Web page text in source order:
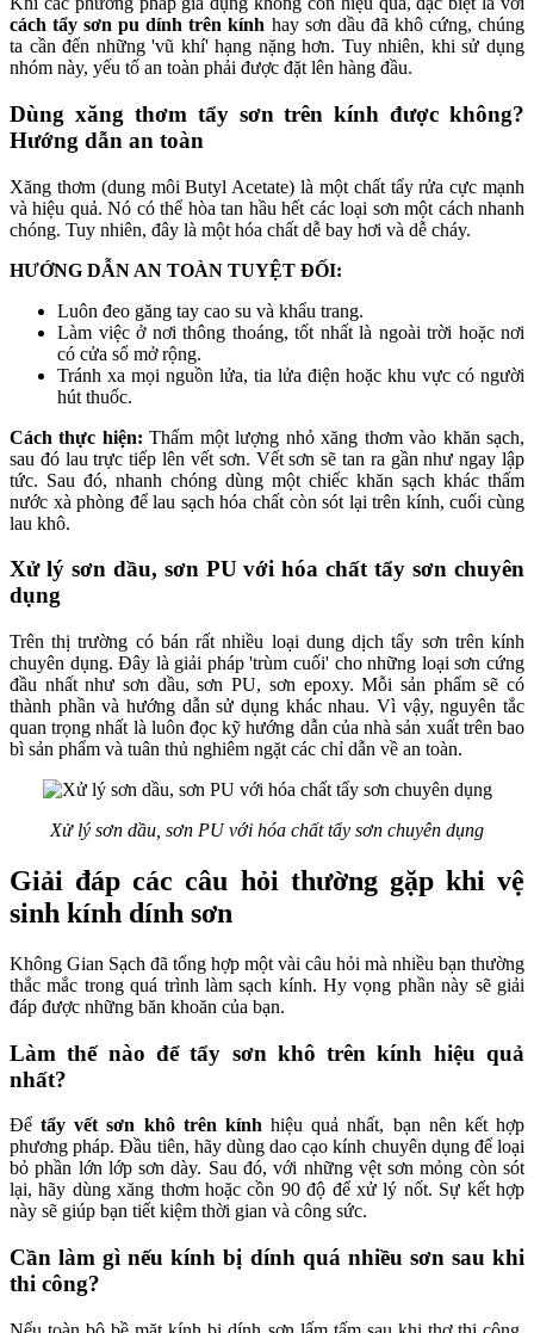
cách tẩy sơn pu dính trên kính hay sơn dầu đã khô cứng, chúng
ta cần đến những 'vũ khí' hạng nặng hơn. Tuy nhiên, khi sử dụng
nhóm này, yếu tố an toàn phải được đặt lên hàng đầu.
Dùng xăng thơm tẩy sơn trên kính được không?
Hướng dẫn an toàn
Xăng thơm (dung môi Butyl Acetate) là một chất tẩy rửa cực mạnh
và hiệu quả. Nó có thể hòa tan hầu hết các loại sơn một cách nhanh
chóng. Tuy nhiên, đây là một hóa chất dễ bay hơi và dễ cháy.
HƯỚNG DẪN AN TOÀN TUYỆT ĐỐI:
Luôn đeo găng tay cao su và khẩu trang.
Làm việc ở nơi thông thoáng, tốt nhất là ngoài trời hoặc nơi
có cửa sổ mở rộng.
Tránh xa mọi nguồn lửa, tia lửa điện hoặc khu vực có người
hút thuốc.
Cách thực hiện: Thấm một lượng nhỏ xăng thơm vào khăn sạch,
sau đó lau trực tiếp lên vết sơn. Vết sơn sẽ tan ra gần như ngay lập
tức. Sau đó, nhanh chóng dùng một chiếc khăn sạch khác thấm
nước xà phòng để lau sạch hóa chất còn sót lại trên kính, cuối cùng
lau khô.
Xử lý sơn dầu, sơn PU với hóa chất tẩy sơn chuyên
dụng
Trên thị trường có bán rất nhiều loại dung dịch tẩy sơn trên kính
chuyên dụng. Đây là giải pháp 'trùm cuối' cho những loại sơn cứng
đầu nhất như sơn dầu, sơn PU, sơn epoxy. Mỗi sản phẩm sẽ có
thành phần và hướng dẫn sử dụng khác nhau. Vì vậy, nguyên tắc
quan trọng nhất là luôn đọc kỹ hướng dẫn của nhà sản xuất trên bao
bì sản phẩm và tuân thủ nghiêm ngặt các chỉ dẫn về an toàn.
Xử lý sơn dầu, sơn PU với hóa chất tẩy sơn chuyên dụng
Giải đáp các câu hỏi thường gặp khi vệ
sinh kính dính sơn
Không Gian Sạch đã tổng hợp một vài câu hỏi mà nhiều bạn thường
thắc mắc trong quá trình làm sạch kính. Hy vọng phần này sẽ giải
đáp được những băn khoăn của bạn.
Làm thế nào để tẩy sơn khô trên kính hiệu quả
nhất?
Đểtẩy vết sơn khô trên kính hiệu quả nhất, bạn nên kết hợp
phương pháp. Đầu tiên, hãy dùng dao cạo kính chuyên dụng để loại
bỏ phần lớn lớp sơn dày. Sau đó, với những vệt sơn mỏng còn sót
lại, hãy dùng xăng thơm hoặc cồn 90 độ để xử lý nốt. Sự kết hợp
này sẽ giúp bạn tiết kiệm thời gian và công sức.
Cần làm gì nếu kính bị dính quá nhiều sơn sau khi
thi công?